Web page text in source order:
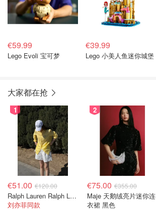
€59.99
Lego Evoli 宝可梦
€39.99
Lego 小美人鱼迷你城堡
大家都在抢
1
€51.00 €120.00
Ralph Lauren Ralph Lauren 男童亚麻衬衫
刘亦菲同款
2
€75.00 €355.00
Maje 天鹅绒亮片迷你连
衣裙 黑色